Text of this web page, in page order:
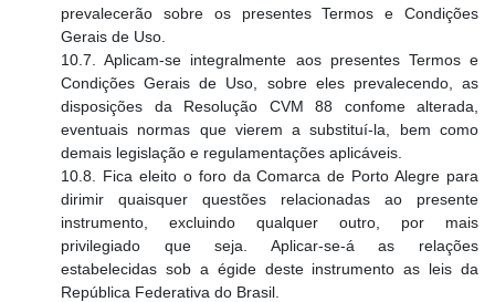
prevalecerão sobre os presentes Termos e Condições
Gerais de Uso.
10.7. Aplicam-se integralmente aos presentes Termos e
Condições Gerais de Uso, sobre eles prevalecendo, as
disposições da Resolução CVM 88 confome alterada,
eventuais normas que vierem a substituí-la, bem como
demais legislação e regulamentações aplicáveis.
10.8. Fica eleito o foro da Comarca de Porto Alegre para
dirimir quaisquer questões relacionadas ao presente
instrumento, excluindo qualquer outro, por mais
privilegiado que seja. Aplicar-se-á as relações
estabelecidas sob a égide deste instrumento as leis da
República Federativa do Brasil.